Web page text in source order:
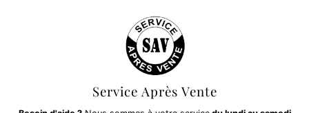
Service Après Vente